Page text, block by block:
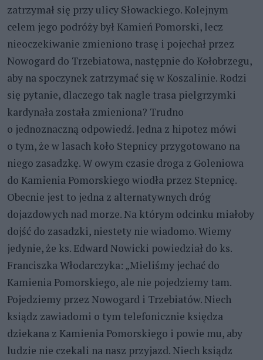
zatrzymał się przy ulicy Słowackiego. Kolejnym
celem jego podróży był Kamień Pomorski, lecz
nieoczekiwanie zmieniono trasę i pojechał przez
Nowogard do Trzebiatowa, następnie do Kołobrzegu,
aby na spoczynek zatrzymać się w Koszalinie. Rodzi
się pytanie, dlaczego tak nagle trasa pielgrzymki
kardynała została zmieniona? Trudno
o jednoznaczną odpowiedź. Jedna z hipotez mówi
o tym, że w lasach koło Stepnicy przygotowano na
niego zasadzkę. W owym czasie droga z Goleniowa
do Kamienia Pomorskiego wiodła przez Stepnicę.
Obecnie jest to jedna z alternatywnych dróg
dojazdowych nad morze. Na którym odcinku miałoby
dojść do zasadzki, niestety nie wiadomo. Wiemy
jedynie, że ks. Edward Nowicki powiedział do ks.
Franciszka Włodarczyka: „Mieliśmy jechać do
Kamienia Pomorskiego, ale nie pojedziemy tam.
Pojedziemy przez Nowogard i Trzebiatów. Niech
ksiądz zawiadomi o tym telefonicznie księdza
dziekana z Kamienia Pomorskiego i powie mu, aby
ludzie nie czekali na nasz przyjazd. Niech ksiądz